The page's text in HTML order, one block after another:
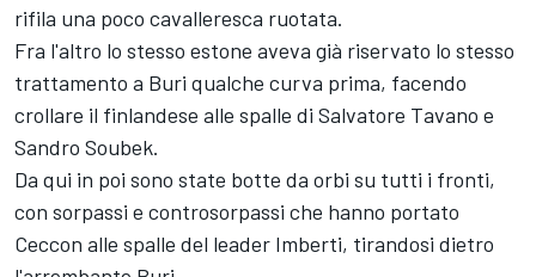
rifila una poco cavalleresca ruotata.
Fra l'altro lo stesso estone aveva già riservato lo stesso
trattamento a Buri qualche curva prima, facendo
crollare il finlandese alle spalle di Salvatore Tavano e
Sandro Soubek.
Da qui in poi sono state botte da orbi su tutti i fronti,
con sorpassi e controsorpassi che hanno portato
Ceccon alle spalle del leader Imberti, tirandosi dietro